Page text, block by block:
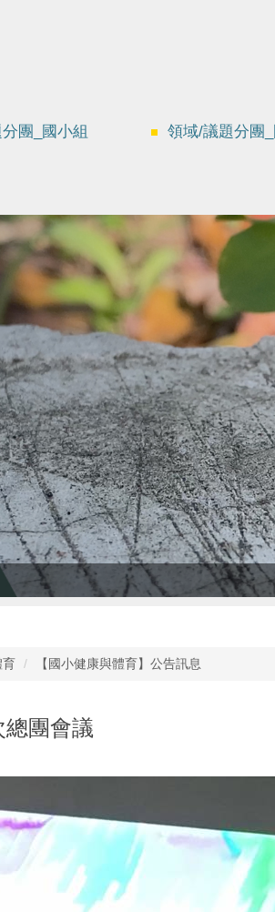
團_國小組 領域/議題分團
育 【國小健康與體育】公告訊息
總團會議